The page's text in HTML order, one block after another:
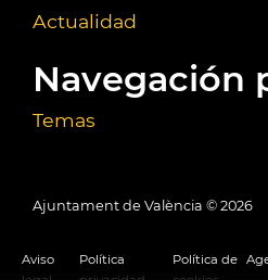
Actualidad
Navegación
Temas
Ajuntament de València © 2026
Aviso
Política
Política de